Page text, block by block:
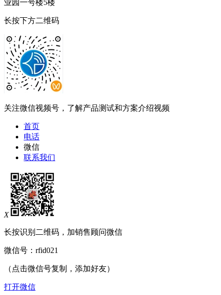
业园一号楼5楼
长按下方二维码
关注微信视频号，了解产品测试和方案介绍视频
首页
电话
微信
联系我们
X
长按识别二维码，加销售顾问微信
微信号： rfid021
（点击微信号复制，添加好友）
打开微信